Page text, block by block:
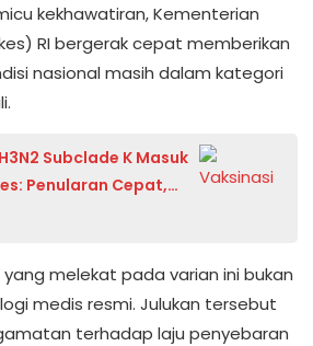
kekhawatiran, Kementerian
) RI bergerakcepat memberikan
nasional masih dalam kategori
.
Subclade K Masuk
Penularan Cepat,
Terkendali
yang melekat pada varian ini bukan
medis resmi. Julukan tersebut
terhadap laju penyebaran